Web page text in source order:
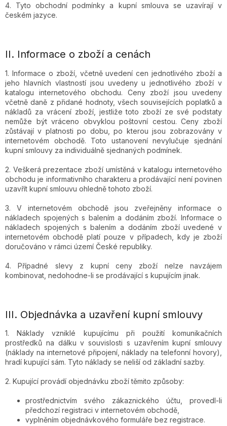
4. Tyto obchodní podmínky a kupní smlouva se uzavírají v
českém jazyce.
II. Informace o zboží a cenách
1. Informace o zboží, včetně uvedení cen jednotlivého zboží a
jeho hlavních vlastností jsou uvedeny u jednotlivého zboží v
katalogu internetového obchodu. Ceny zboží jsou uvedeny
včetně daně z přidané hodnoty, všech souvisejících poplatků a
nákladů za vrácení zboží, jestliže toto zboží ze své podstaty
nemůže být vráceno obvyklou poštovní cestou. Ceny zboží
zůstávají v platnosti po dobu, po kterou jsou zobrazovány v
internetovém obchodě. Toto ustanovení nevylučuje sjednání
kupní smlouvy za individuálně sjednaných podmínek.
2. Veškerá prezentace zboží umístěná v katalogu internetového
obchodu je informativního charakteru a prodávající není povinen
uzavřít kupní smlouvu ohledně tohoto zboží.
3. V internetovém obchodě jsou zveřejněny informace o
nákladech spojených s balením a dodáním zboží. Informace o
nákladech spojených s balením a dodáním zboží uvedené v
internetovém obchodě platí pouze v případech, kdy je zboží
doručováno v rámci území České republiky.
4. Případné slevy z kupní ceny zboží nelze navzájem
kombinovat, nedohodne-li se prodávající s kupujícím jinak.
III. Objednávka a uzavření kupní smlouvy
1. Náklady vzniklé kupujícímu při použití komunikačních
prostředků na dálku v souvislosti s uzavřením kupní smlouvy
(náklady na internetové připojení, náklady na telefonní hovory),
hradí kupující sám. Tyto náklady se neliší od základní sazby.
2. Kupující provádí objednávku zboží těmito způsoby:
prostřednictvím svého zákaznického účtu, provedl-li
předchozí registraci v internetovém obchodě,
vyplněním objednávkového formuláře bez registrace.